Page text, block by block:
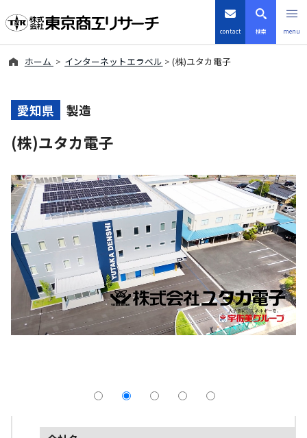
contact 検索 menu
TSR-PLUS
優良企業サイト
会社案内
商品・サービス
導入事例
採用情報
English
ホーム インターネットエラベル (株)ユタカ電子
愛知県 製造
(株)ユタカ電子